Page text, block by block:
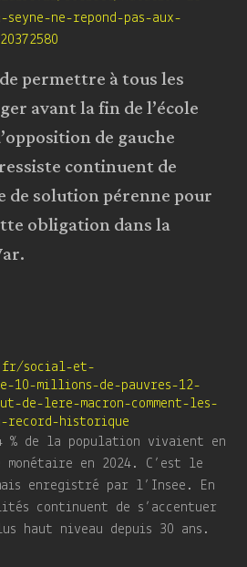
ne-repond-pas-aux-
permettre à tous les
avant la fin de l’école
de gauche
continuent de
de solution pérenne pour
obligation dans la
social-et-
10-millions-de-pauvres-12-
de-lere-macron-comment-les-
record-historique
% de la population vivaient en
en 2024. C’est le
enregistré par l’Insee. En
continuent de s’accentuer
haut niveau depuis 30 ans.